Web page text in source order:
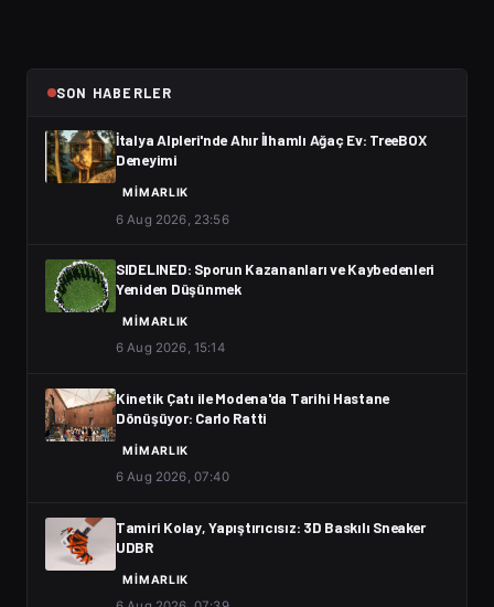
SON HABERLER
İtalya Alpleri'nde Ahır İlhamlı Ağaç Ev: TreeBOX
Deneyimi
MIMARLIK
6 Aug 2026, 23:56
SIDELINED: Sporun Kazananları ve Kaybedenleri
Yeniden Düşünmek
MIMARLIK
6 Aug 2026, 15:14
Kinetik Çatı ile Modena'da Tarihi Hastane
Dönüşüyor: Carlo Ratti
MIMARLIK
6 Aug 2026, 07:40
Tamiri Kolay, Yapıştırıcısız: 3D Baskılı Sneaker
UDBR
MIMARLIK